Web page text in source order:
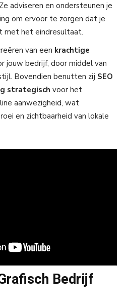
adviseren en ondersteunen je
om ervoor te zorgen dat je
met het eindresultaat.
van een krachtige
jouw bedrijf, door middel van
Bovendien benutten zij SEO
strategisch voor het
aanwezigheid, wat
en zichtbaarheid van lokale
Bedrijf